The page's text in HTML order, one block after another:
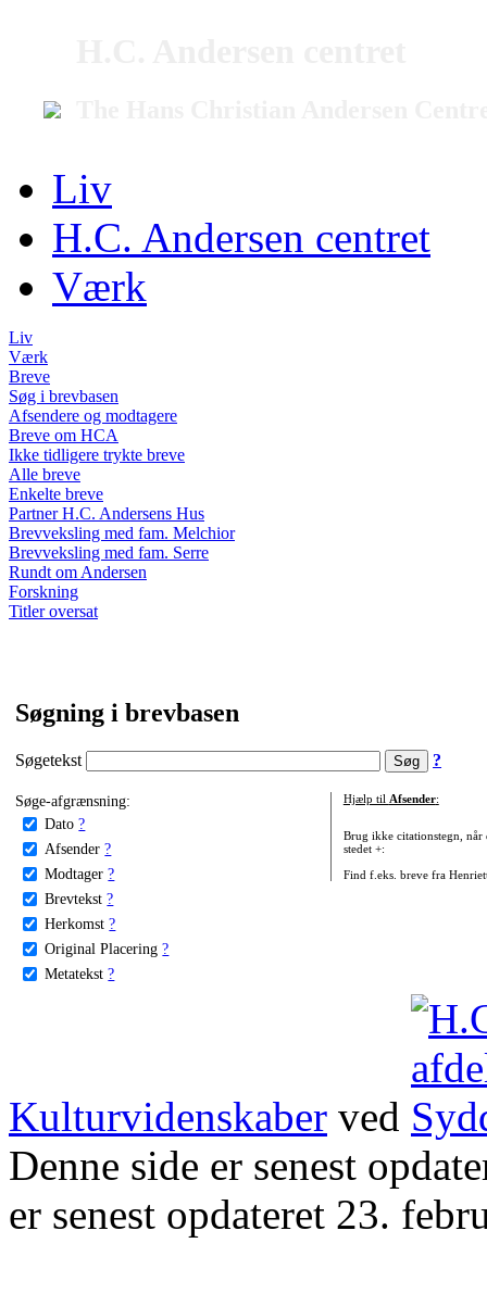
Liv
H.C. Andersen centret
Værk
Liv
Værk
Breve
Søg i brevbasen
Afsendere og modtagere
Breve om HCA
Ikke tidligere trykte breve
Alle breve
Enkelte breve
Partner H.C. Andersens Hus
Brevveksling med fam. Melchior
Brevveksling med fam. Serre
Rundt om Andersen
Forskning
Titler oversat
Søgning i brevbasen
Søgetekst ?
Søge-afgrænsning:
Dato ?
Afsender ?
Modtager ?
Brevtekst ?
Herkomst ?
Original Placering ?
Metatekst ?
Hjælp til Afsender:
Brug ikke citationstegn, når
stedet +:
Find f.eks. breve fra
Kulturvidenskaber ved
Denne side er senest
er senest opdateret 23.